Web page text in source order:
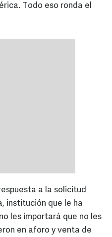
Todo eso ronda el
a la solicitud
institución que le ha
les importará que no les
en aforo y venta de